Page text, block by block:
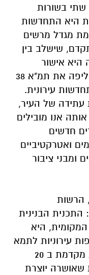
בשורות
היא התחדשות
מגדל מרשים
שישלב בין
היא אישור
תוכנית להתחדשות בניינית המחליפה את תמ"א 38
עירונית.
עתידה של העיר,
אנו מובילים
חדשים
ואטרקטיביים
ומבני ציבור
הרשות
הבנינית
היא
עירוניות לתמא
38 שהרשות להתחדשות עירונית מקדמת ב 20
שאושרה יוצרת